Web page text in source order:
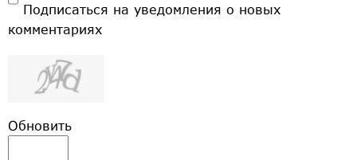
Подписаться на уведомления о новых
комментариях
Обновить